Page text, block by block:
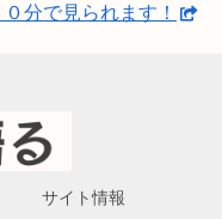
分で見られます！
サイト情報